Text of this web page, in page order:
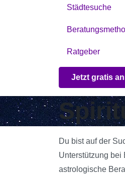
Städtesuche
Ratgeber
Jetzt gratis
Du bist auf der
Unterstützung bei
astrologische